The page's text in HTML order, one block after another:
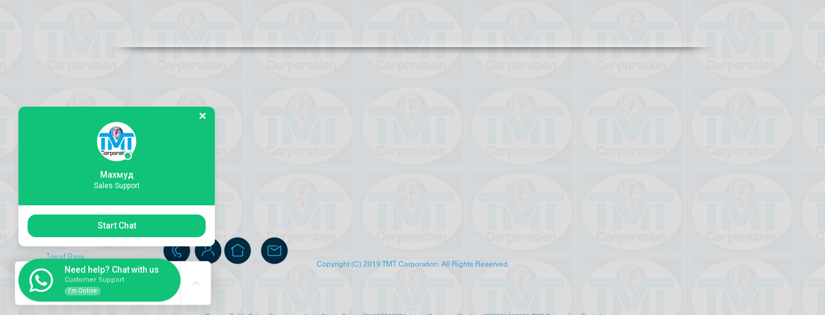
Top of Page Copyright (C) 2019 TMT Corporation. All Rights Reserved.
Махмуд
Sales Support
Start Chat
Need help? Chat with us
Customer Support
I'm Online